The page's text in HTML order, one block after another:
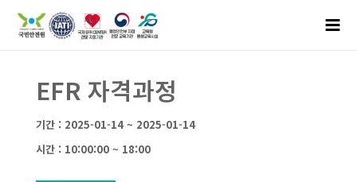
EFR 자격과정
기간 : 2025-01-14 ~ 2025-01-14
시간 : 10:00:00 ~ 18:00